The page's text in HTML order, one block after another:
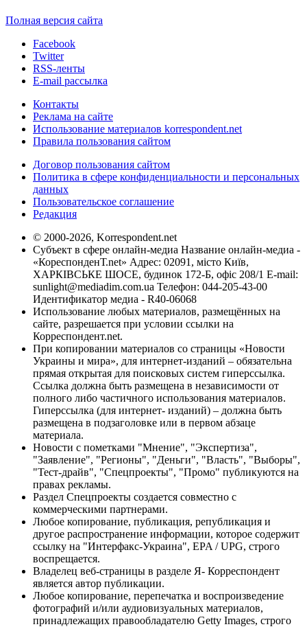
Полная версия сайта
Facebook
Twitter
RSS-ленты
E-mail рассылка
Контакты
Реклама на сайте
Использование материалов korrespondent.net
Правила пользования сайтом
Договор пользования сайтом
Политика в сфере конфиденциальности и персональных
данных
Пользовательское соглашение
Редакция
© 2000-2026, Korrespondent.net
Субъект в сфере онлайн-медиа Название онлайн-медиа -
«КореспонденТ.net» Адрес: 02091, місто Київ,
ХАРКІВСЬКЕ ШОСЕ, будинок 172-Б, офіс 208/1 E-mail:
sunlight@mediadim.com.ua Телефон: 044-205-43-00
Идентификатор медиа - R40-06068
Использование любых материалов, размещённых на
сайте, разрешается при условии ссылки на
Корреспондент.net.
При копировании материалов со страницы «Новости
Украины и мира», для интернет-изданий – обязательна
прямая открытая для поисковых систем гиперссылка.
Ссылка должна быть размещена в независимости от
полного либо частичного использования материалов.
Гиперссылка (для интернет- изданий) – должна быть
размещена в подзаголовке или в первом абзаце
материала.
Новости с пометками "Мнение", "Экспертиза",
"Заявление", "Регионы", "Деньги", "Власть", "Выборы",
"Тест-драйв", "Спецпроекты", "Промо" публикуются на
правах рекламы.
Раздел Спецпроекты создается совместно с
коммерческими партнерами.
Любое копирование, публикация, републикация и
другое распространение информации, которое содержит
ссылку на "Интерфакс-Украина", EPA / UPG, строго
воспрещается.
Владелец веб-страницы в разделе Я- Корреспондент
является автор публикации.
Любое копирование, перепечатка и воспроизведение
фотографий и/или аудиовизуальных материалов,
принадлежащих правообладателю Getty Images, строго